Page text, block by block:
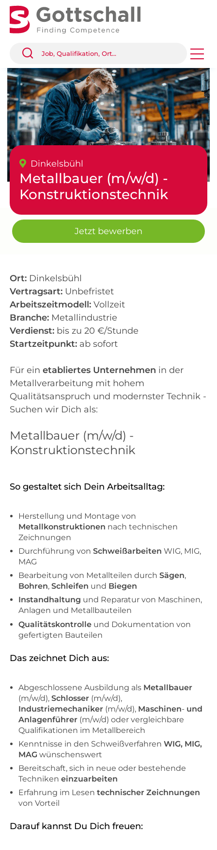
Dinkelsbühl
Metallbauer (m/w/d) -
Konstruktionstechnik
Jetzt bewerben
Ort: Dinkelsbühl
Vertragsart: Unbefristet
Arbeitszeitmodell: Vollzeit
Branche: Metallindustrie
Verdienst: bis zu 20 €/Stunde
Startzeitpunkt: ab sofort
Für ein etabliertes Unternehmen in der
Metallverarbeitung mit hohem
Qualitätsanspruch und modernster Technik -
Suchen wir Dich als:
Metallbauer (m/w/d) -
Konstruktionstechnik
So gestaltet sich Dein Arbeitsalltag:
Herstellung und Montage von
Metallkonstruktionen nach technischen
Zeichnungen
Durchführung von Schweißarbeiten WIG, MIG,
MAG
Bearbeitung von Metallteilen durch Sägen,
Bohren, Schleifen und Biegen
Instandhaltung und Reparatur von Maschinen,
Anlagen und Metallbauteilen
Qualitätskontrolle und Dokumentation von
gefertigten Bauteilen
Das zeichnet Dich aus:
Abgeschlossene Ausbildung als Metallbauer
(m/w/d), Schlosser (m/w/d),
Industriemechaniker (m/w/d), Maschinen- und
Anlagenführer (m/w/d) oder vergleichbare
Qualifikationen im Metallbereich
Kenntnisse in den Schweißverfahren WIG, MIG,
MAG wünschenswert
Bereitschaft, sich in neue oder bestehende
Techniken einzuarbeiten
Erfahrung im Lesen technischer Zeichnungen
von Vorteil
Darauf kannst Du Dich freuen: